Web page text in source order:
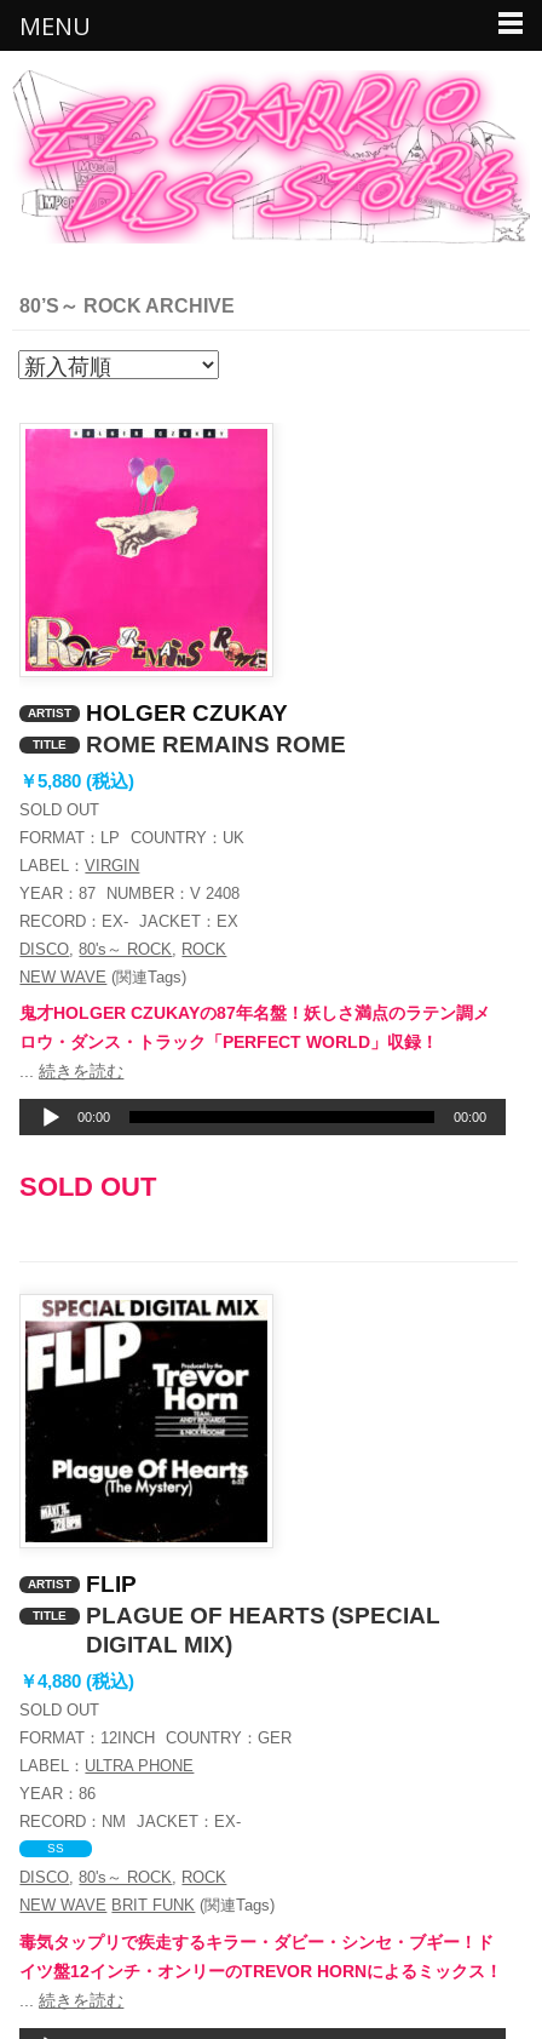
80’S～ ROCK ARCHIVE
ARTIST HOLGER CZUKAY
TITLE ROME REMAINS ROME
￥5,880 (税込)
SOLD OUT
FORMAT： LP COUNTRY： UK
LABEL：VIRGIN
YEAR：87 NUMBER：V 2408
RECORD： EX- JACKET： EX
DISCO ,80's～ ROCK
ROCK
NEW WAVE (関連Tags)
鬼才HOLGER CZUKAYの87年名盤！妖しさ満点のラテン調メ
ロウ・ダンス・トラック「PERFECT WORLD」収録！
... 続きを読む
声
プ
ー
00:00 00:00
SOLD OUT
ARTIST FLIP
TITLE
PLAGUE OF HEARTS (SPECIAL
DIGITAL MIX)
￥4,880 (税込)
SOLD OUT
FORMAT： 12INCH COUNTRY：GER
LABEL： ULTRA PHONE
YEAR：86
RECORD： NM JACKET： EX-
SS
DISCO ,80's～ ROCK
ROCK
NEW WAVE BRIT FUNK (関連Tags)
毒気タップリで疾走するキラー・ダビー・シンセ・ブギー！ド
イツ盤12インチ・オンリーのTREVOR HORNによるミックス！
続きを読む
声
MENU